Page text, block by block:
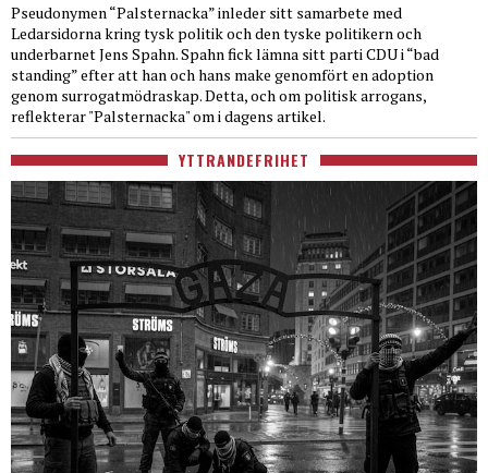
Pseudonymen “Palsternacka” inleder sitt samarbete med
Ledarsidorna kring tysk politik och den tyske politikern och
underbarnet Jens Spahn. Spahn fick lämna sitt parti CDU i “bad
standing” efter att han och hans make genomfört en adoption
genom surrogatmödraskap. Detta, och om politisk arrogans,
reflekterar "Palsternacka" om i dagens artikel.
YTTRANDEFRIHET